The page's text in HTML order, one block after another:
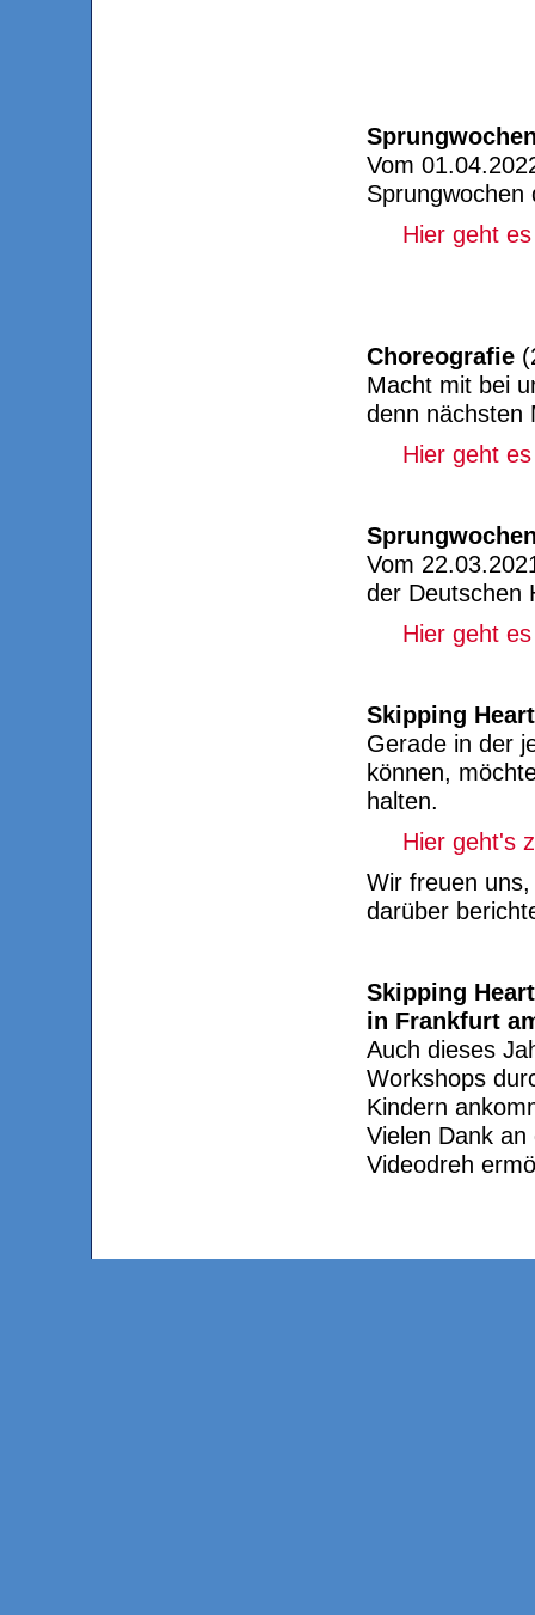
Vom
Hier geht
Choreografie
Macht mit bei
denn nächsten
Hier geht
Vom
der Deutschen
Hier geht
Skipping
Gerade in der
können,
halten.
Hier geht's
Wir freuen
darüber
Skipping
in Frankfurt
Auch dieses
Workshops
Kindern
Vielen Dank
Videodreh